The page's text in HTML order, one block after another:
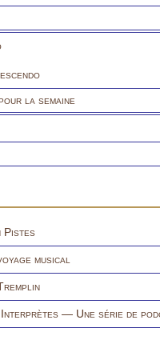
la semaine
Pistes
musical
— Une série de